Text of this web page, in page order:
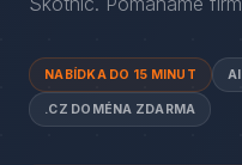
NABÍDKA DO 15 MINUT
.CZ DOMÉNA ZDARMA